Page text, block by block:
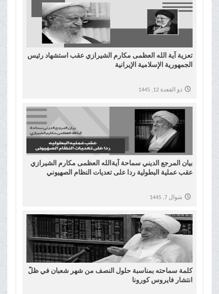
تعزية آية الله العظمى مكارم الشيرازي عقب استشهاد رئيس
الجمهورية الإسلامية الإيرانية
ذو القعدة 12, 1445
بیان المرجع الدیني سماحة آیةالله العظمی مکارم الشیرازي
عقب عملية البطولیة ردا على تعديات النظام الصهيوني
شوال 7, 1445
كلمة سماحته بمناسبة حلول النصف من شهر شعبان في ظلّ
انتشار فايروس كورونا